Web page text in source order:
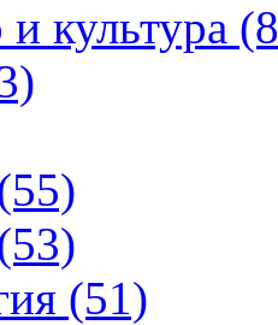
и культура
(51)